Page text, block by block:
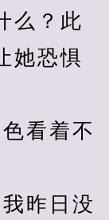
么？此
她恐惧
看着不
昨日没